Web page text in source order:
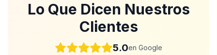
Lo Que Dicen Nuestros
Clientes
5.0en Google